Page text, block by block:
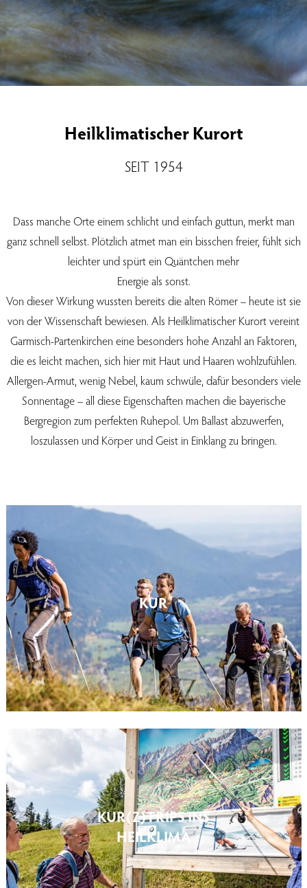
Heilklimatischer Kurort
SEIT 1954
Dass manche Orte einem schlicht und einfach guttun, merkt man
ganz schnell selbst. Plötzlich atmet man ein bisschen freier, fühlt sich
leichter und spürt ein Quäntchen mehr
Energie als sonst.
Von dieser Wirkung wussten bereits die alten Römer – heute ist sie
von der Wissenschaft bewiesen. Als Heilklimatischer Kurort vereint
Garmisch-Partenkirchen eine besonders hohe Anzahl an Faktoren,
die es leicht machen, sich hier mit Haut und Haaren wohlzufühlen.
Allergen-Armut, wenig Nebel, kaum schwüle, dafür besonders viele
Sonnentage – all diese Eigenschaften machen die bayerische
Bergregion zum perfekten Ruhepol. Um Ballast abzuwerfen,
loszulassen und Körper und Geist in Einklang zu bringen.
KUR
KUR(Z)TRIPS INS
HEILKLIMA